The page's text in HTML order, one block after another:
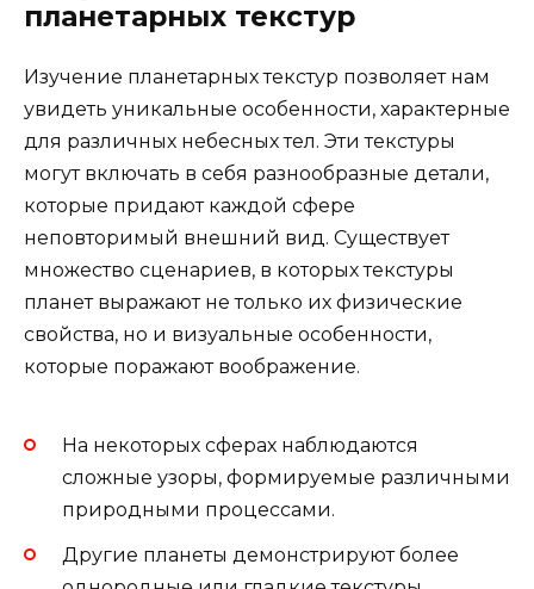
планетарных текстур
Изучение планетарных текстур позволяет нам
увидеть уникальные особенности, характерные
для различных небесных тел. Эти текстуры
могут включать в себя разнообразные детали,
которые придают каждой сфере
неповторимый внешний вид. Существует
множество сценариев, в которых текстуры
планет выражают не только их физические
свойства, но и визуальные особенности,
которые поражают воображение.
На некоторых сферах наблюдаются
сложные узоры, формируемые различными
природными процессами.
Другие планеты демонстрируют более